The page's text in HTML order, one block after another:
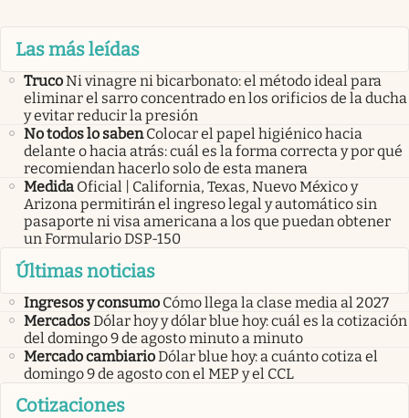
Las más leídas
TrucoNi vinagre ni bicarbonato: el método ideal para
eliminar el sarro concentrado en los orificios de la ducha
y evitar reducir la presión
No todos lo saben Colocar el papel higiénico hacia
delante o hacia atrás: cuál es la forma correcta y por qué
recomiendan hacerlo solo de esta manera
Medida Oficial | California, Texas, Nuevo México y
Arizona permitirán el ingreso legal y automático sin
pasaporte ni visa americana a los que puedan obtener
un Formulario DSP-150
Últimas noticias
Ingresos y consumo Cómo llega la clase media al 2027
MercadosDólar hoy y dólar blue hoy: cuál es la cotización
del domingo 9 de agosto minuto a minuto
Mercado cambiarioDólar blue hoy: a cuánto cotiza el
domingo 9 de agosto con el MEP y el CCL
Cotizaciones